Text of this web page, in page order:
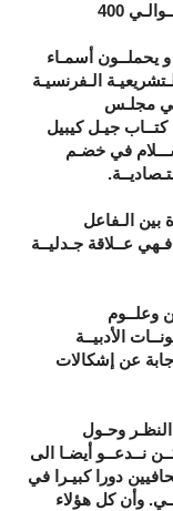
400
يحملــون أسمـاء
الـفرنسيـة
فـي مجلـس
جيـل كيبيل
في خضـم
بين الـفاعل
عــلاقة جـدليــة
وعلــوم
الأدبيــة
عن إشكالات
النظـر وحـول
نــدعــو أيضـا الى
دورا كبيـرا في
وأن كل هؤلاء